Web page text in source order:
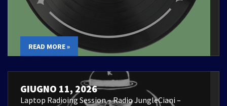
READ MORE »
GIUGNO 11, 2026
Laptop Radioing Session – Radio JungleCiani –